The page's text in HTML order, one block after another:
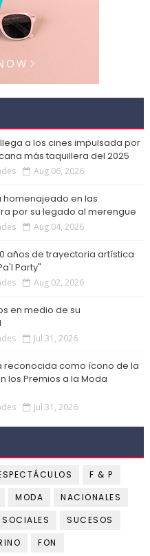
llega a los cines impulsada por
más taquillera del 2025
Aug 06, 2026
homenajeado en las
por su legado al merengue
Aug 04, 2026
años de trayectoria artística
Party"
Aug 02, 2026
en medio de su
Jul 31, 2026
reconocida como ícono de la
los Premios a la Moda
Jul 31, 2026
F & P
MODA
NACIONALES
SOCIALES
SUCESOS
FON